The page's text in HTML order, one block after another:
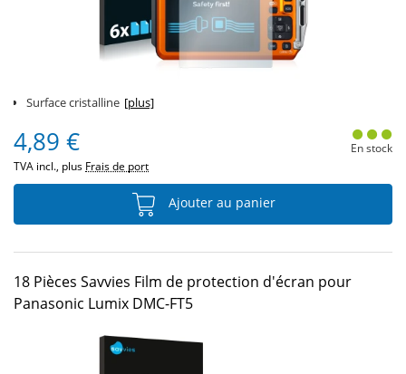
Surface cristalline [plus]
4,89 €
TVA incl., plus Frais de port
En stock
Ajouter au panier
18 Pièces Savvies Film de protection d'écran pour
Panasonic Lumix DMC-FT5